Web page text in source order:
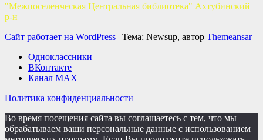
"Межпоселенческая Центральная библиотека" Ахтубинский
р-н
Сайт работает на WordPress | Тема: Newsup, автор Themeansar
Одноклассники
ВКонтакте
Канал MAX
Политика конфиденциальности
Во время посещения сайта вы соглашаетесь с тем, что мы
обрабатываем ваши персональные данные с использованием